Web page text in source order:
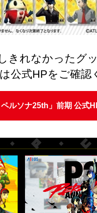
きれなかったグ
公式HPをご確認
ペルソナ25th」前期 公式